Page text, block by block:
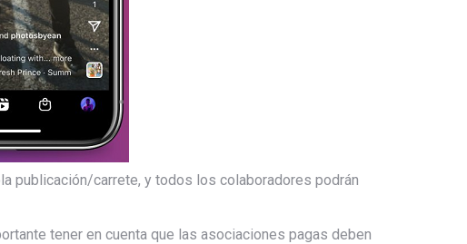
publicación/carrete, y todos los colaboradores podrán
tener en cuenta que las asociaciones pagas deben